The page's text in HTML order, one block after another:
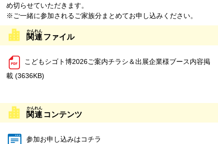
め切らせていただきます。
※ご一緒に参加されるご家族分まとめてお申し込みください。
関連ファイル
こどもシゴト博2026ご案内チラシ＆出展企業様ブース内容掲
載 (3636KB)
関連 コンテンツ
参加お申し込みはコチラ